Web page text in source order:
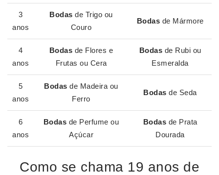
3
anos
Bodas de Trigo ou
Couro
Bodas de Mármore
4
anos
Bodas de Flores e
Frutas ou Cera
Bodas de Rubi ou
Esmeralda
5
anos
Bodas de Madeira ou
Ferro
Bodas de Seda
6
anos
Bodas de Perfume ou
Açúcar
Bodas de Prata
Dourada
Como se chama 19 anos de